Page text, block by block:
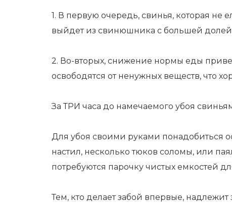
1. В первую очередь, свинья, которая
выйдет из свинюшника с большей
2. Во-вторых, снижение нормы еды
освободятся от ненужных веществ, что
За ТРИ часа до намечаемого убоя
Для убоя своими руками понадобиться
настил, несколько тюков соломы, или
потребуются парочку чистых емкостей
Тем, кто делает забой впервые,